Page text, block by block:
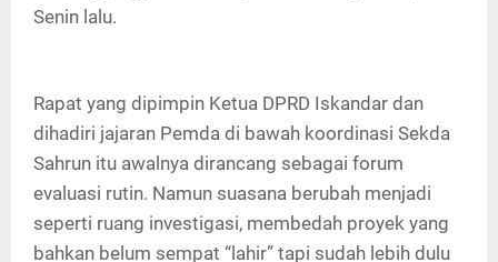
Senin lalu.
Rapat yang dipimpin Ketua DPRD Iskandar dan
dihadiri jajaran Pemda di bawah koordinasi Sekda
Sahrun itu awalnya dirancang sebagai forum
evaluasi rutin. Namun suasana berubah menjadi
seperti ruang investigasi, membedah proyek yang
bahkan belum sempat “lahir” tapi sudah lebih dulu